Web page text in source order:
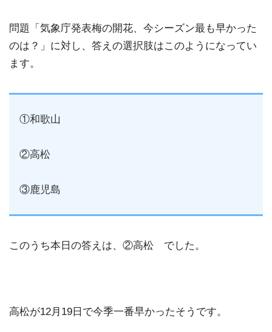
問題「気象庁発表梅の開花、今シーズン最も早かった
のは？」に対し、答えの選択肢はこのようになってい
ます。
①和歌山
②高松
③鹿児島
このうち本日の答えは、②高松 でした。
高松が12月19日で今季一番早かったそうです。